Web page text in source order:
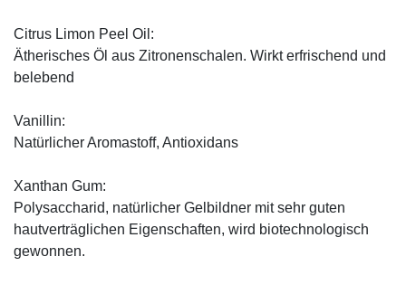
Citrus Limon Peel Oil:
Ätherisches Öl aus Zitronenschalen. Wirkt erfrischend und
belebend
Vanillin:
Natürlicher Aromastoff, Antioxidans
Xanthan Gum:
Polysaccharid, natürlicher Gelbildner mit sehr guten
hautverträglichen Eigenschaften, wird biotechnologisch
gewonnen.